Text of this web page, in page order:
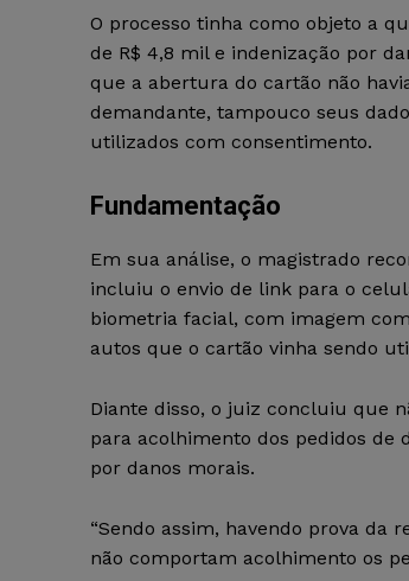
O processo tinha como objeto a
de R$ 4,8 mil e indenização por
que a abertura do cartão não
demandante, tampouco seus
utilizados com consentimento.
Fundamentação
Em sua análise, o magistrado
incluiu o envio de link para o
biometria facial, com imagem
autos que o cartão vinha sendo
Diante disso, o juiz concluiu que
para acolhimento dos pedidos de
por danos morais.
“Sendo assim, havendo prova
não comportam acolhimento os